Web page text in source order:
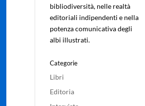
bibliodiversità, nelle realtà
editoriali indipendenti e nella
potenza comunicativa degli
albi illustrati.
Categorie
Libri
Editoria